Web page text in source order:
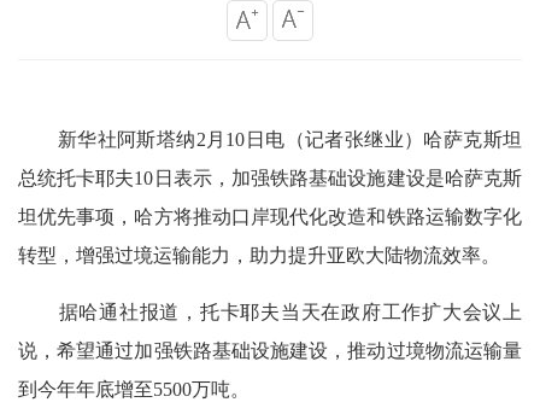
新华社阿斯塔纳2月10日电（记者张继业）哈萨克斯坦
总统托卡耶夫10日表示，加强铁路基础设施建设是哈萨克斯
坦优先事项，哈方将推动口岸现代化改造和铁路运输数字化
转型，增强过境运输能力，助力提升亚欧大陆物流效率。
据哈通社报道，托卡耶夫当天在政府工作扩大会议上
说，希望通过加强铁路基础设施建设，推动过境物流运输量
到今年年底增至5500万吨。